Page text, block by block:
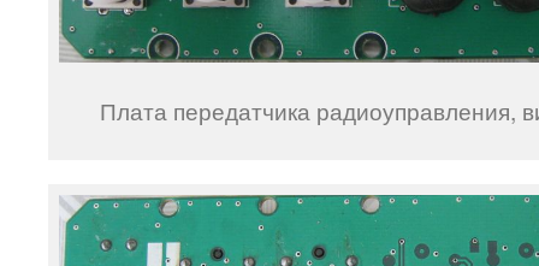
Плата передатчика радиоуправления,